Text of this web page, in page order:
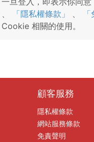
「隱私權條款」
Cookie 相關的使用。
顧客服務
隱私權條款
網站服務條款
免責聲明